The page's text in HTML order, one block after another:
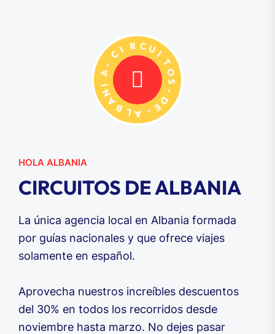
CI RC
U
I
T
O
S
-
D
E
-
A
L
B
A
N
I
A
-
HOLA ALBANIA
CIRCUITOS DE ALBANIA
La única agencia local en Albania formada
por guías nacionales y que ofrece viajes
solamente en español.
Aprovecha nuestros increíbles descuentos
del 30% en todos los recorridos desde
noviembre hasta marzo. No dejes pasar